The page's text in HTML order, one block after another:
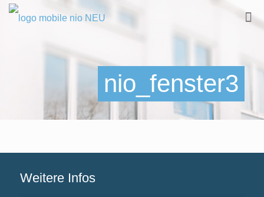
nio_fenster3
Weitere Infos